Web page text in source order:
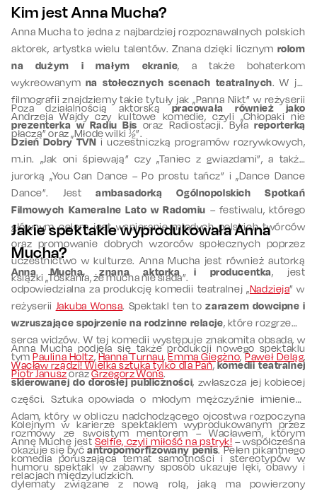
Kim jest Anna Mucha?
Anna Mucha to jedna z najbardziej rozpoznawalnych polskich
aktorek, artystka wielu talentów. Znana dzięki licznym rolom
na dużym i małym ekranie, a także bohaterkom
wykreowanym na stołecznych scenach teatralnych. W jej
filmografii znajdziemy takie tytuły jak „Panna Nikt” w reżyserii
Andrzeja Wajdy czy kultowe komedie, czyli „Chłopaki nie
płaczą” oraz „Młode wilki ½”.
Poza działalnością aktorskąpracowała również jako
prezenterka w Radiu Bis oraz Radiostacji. Byłareporterką
Dzień Dobry TVN i uczestniczką programów rozrywkowych,
m.in. „Jak oni śpiewają” czy „Taniec z gwiazdami”, a także
jurorką „You Can Dance – Po prostu tańcz” i „Dance Dance
Dance”. Jestambasadorką Ogólnopolskich Spotkań
Filmowych Kameralne Lato w Radomiu – festiwalu, którego
głównym celem jest wspieranie młodych polskich twórców
oraz promowanie dobrych wzorców społecznych poprzez
uczestnictwo w kulturze. Anna Mucha jest również autorką
książki „Toskania, że mucha nie siada”.
Jakie spektakle wyprodukowała Anna
Mucha?
Anna Mucha, znana aktorka i producentka, jest
odpowiedzialna za produkcję komedii teatralnej „Nadzieja” w
reżyserii Jakuba Wonsa. Spektakl ten tozarazem dowcipne i
wzruszające spojrzenie na rodzinne relacje, które rozgrzewa
serca widzów. W tej komedii występuje znakomita obsada, w
tymPaulina Holtz,Hanna Turnau,Emma Giegżno,Paweł Deląg,
Piotr JanuszorazGrzegorz Wons.
Anna Mucha podjęła się także produkcji nowego spektaklu
Wacławrządzi! Wielka sztuka tylko dla Pań,komedii teatralnej
skierowanej do dorosłej publiczności, zwłaszcza jej kobiecej
części. Sztuka opowiada o młodym mężczyźnie imieniem
Adam, który w obliczu nadchodzącego ojcostwa rozpoczyna
rozmowy ze swoistym mentorem – Wacławem, którym
okazuje się być antropomorfizowany penis. Pełen pikantnego
humoru spektakl w zabawny sposób ukazuje lęki, obawy i
dylematy związane z nową rolą, jaką ma powierzony
Kolejnym w karierze spektaklem wyprodukowanym przez
Annę Muchę jest Selfie, czyli miłość na pstryk! – współczesna
komedia poruszająca temat samotności i stereotypów w
relacjach międzyludzkich.